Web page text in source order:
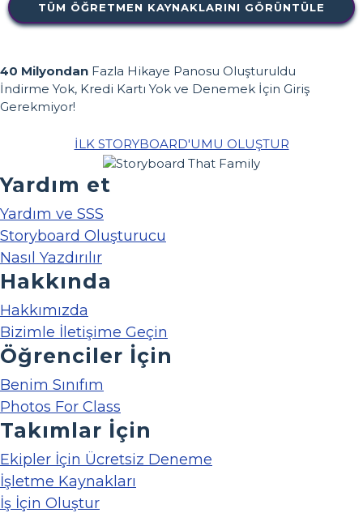
TÜM ÖĞRETMEN KAYNAKLARINI GÖRÜNTÜLE
40 Milyondan Fazla Hikaye Panosu Oluşturuldu
İndirme Yok, Kredi Kartı Yok ve Denemek İçin Giriş
Gerekmiyor!
İLK STORYBOARD'UMU OLUŞTUR
Yardım et
Yardım ve SSS
Storyboard Oluşturucu
Nasıl Yazdırılır
Hakkında
Hakkımızda
Bizimle İletişime Geçin
Öğrenciler İçin
Benim Sınıfım
Photos For Class
Takımlar İçin
Ekipler İçin Ücretsiz Deneme
İşletme Kaynakları
İş İçin Oluştur